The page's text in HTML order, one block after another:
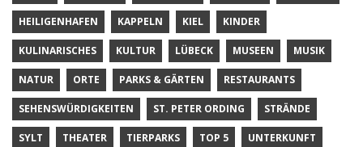
HEILIGENHAFEN KAPPELN KIEL KINDER
KULINARISCHES KULTUR LÜBECK MUSEEN MUSIK
NATUR ORTE PARKS & GÄRTEN RESTAURANTS
SEHENSWÜRDIGKEITEN ST. PETER ORDING STRÄNDE
SYLT THEATER TIERPARKS TOP 5 UNTERKUNFT